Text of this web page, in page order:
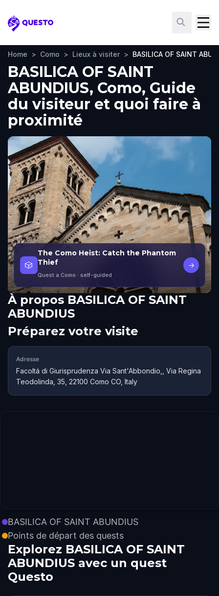
Questo
Home > Como > Lieux à visiter > BASILICA OF SAINT
BASILICA OF SAINT
ABUNDIUS, Como, Guide
du visiteur et quoi faire à
proximité
🎲
The Como Heist: Catch the Phantom
Thief
Quest a Como · self-guided
→
À propos BASILICA OF SAINT
ABUNDIUS
Préparez votre visite
Adresse
Facoltá di Giurisprudenza Via Sant'Abbondio,, Via Regina
Teodolinda, 35, 22100 Como CO, Italy
BASILICA OF SAINT ABUNDIUS
Points de départ des quests
Explorez BASILICA OF SAINT
ABUNDIUS avec un quest
Questo